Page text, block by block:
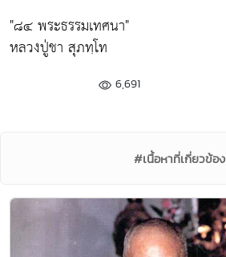
"๘๔ พระธรรมเทศนา"
หลวงปู่ชา สุภทฺโท
6,691
#เนื้อหาที่เกี่ยวข้อง